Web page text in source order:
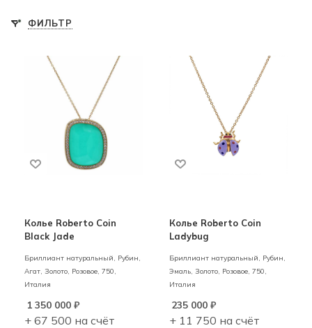
ФИЛЬТР
Колье Roberto Coin
Black Jade
Бриллиант натуральный, Рубин,
Агат, Золото, Розовое, 750,
Италия
1 350 000 ₽
+ 67 500 на счёт
Колье Roberto Coin
Ladybug
Бриллиант натуральный, Рубин,
Эмаль, Золото, Розовое, 750,
Италия
235 000₽
+ 11 750 на счёт